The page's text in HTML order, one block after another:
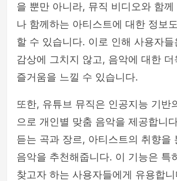
을 뿐만 아니라, 뮤직 비디오와 함
나 함께하는 아티스트에 대한 정보
할 수 있습니다. 이로 인해 사용자
감상에 그치지 않고, 음악에 대한
즐거움을 느낄 수 있습니다.
또한, 유튜브 뮤직은 인공지능 기반
으로 개인별 맞춤 음악을 제공합니
듣는 곡과 장르, 아티스트의 취향을
음악을 추천해줍니다. 이 기능은 특
찾고자 하는 사용자들에게 유용합